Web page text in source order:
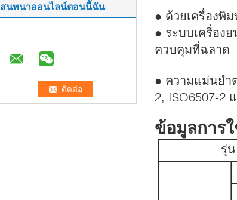
สนทนาออนไลน์ตอนนี้ฉัน
● ด้วยเครื่องพิ
● ระบบเครื่อง
ควบคุมที่ฉลาด
● ความแม่นยํา
2, ISO6507-2
ข้อมูลการ
รุ่น